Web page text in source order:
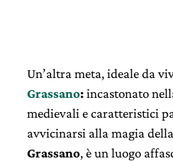
Un’altra meta, ideale da
Grassano:incastonato
medievali e caratteristici
avvicinarsi alla magia
Grassano, è un luogo